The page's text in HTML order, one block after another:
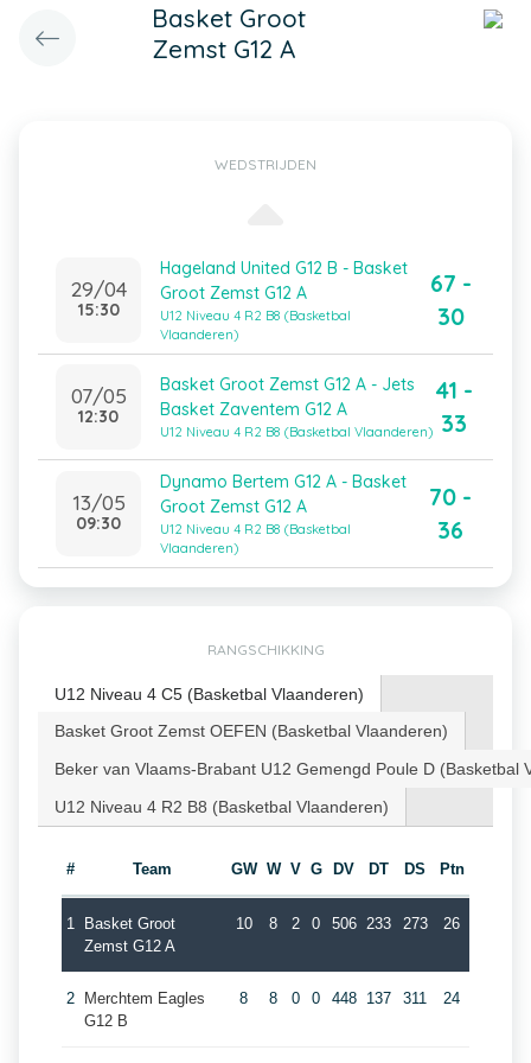
Basket Groot
Zemst G12 A
WEDSTRIJDEN
29/04
15:30
Hageland United G12 B - Basket
Groot Zemst G12 A
U12 Niveau 4 R2 B8 (Basketbal
Vlaanderen)
67 -
30
07/05
12:30
Basket Groot Zemst G12 A - Jets
Basket Zaventem G12 A
U12 Niveau 4 R2 B8 (Basketbal Vlaanderen)
41 -
33
13/05
09:30
Dynamo Bertem G12 A - Basket
Groot Zemst G12 A
U12 Niveau 4 R2 B8 (Basketbal
Vlaanderen)
70 -
36
RANGSCHIKKING
U12 Niveau 4 C5 (Basketbal Vlaanderen)
Basket Groot Zemst OEFEN (Basketbal Vlaanderen)
Beker van Vlaams-Brabant U12 Gemengd Poule D (Basketbal
U12 Niveau 4 R2 B8 (Basketbal Vlaanderen)
# Team GW W V G DV DT DS Ptn
1
Basket Groot
Zemst G12 A
10 8 2 0 506 233 273 26
2
Merchtem Eagles
G12 B
8 8 0 0 448 137 311 24